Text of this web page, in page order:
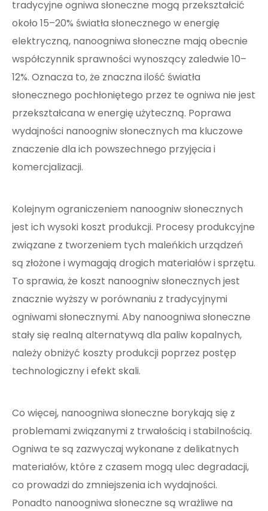
tradycyjne ogniwa słoneczne mogą przekształcić
około 15–20% światła słonecznego w energię
elektryczną, nanoogniwa słoneczne mają obecnie
współczynnik sprawności wynoszący zaledwie 10–
12%. Oznacza to, że znaczna ilość światła
słonecznego pochłoniętego przez te ogniwa nie jest
przekształcana w energię użyteczną. Poprawa
wydajności nanoogniw słonecznych ma kluczowe
znaczenie dla ich powszechnego przyjęcia i
komercjalizacji.
Kolejnym ograniczeniem nanoogniw słonecznych
jest ich wysoki koszt produkcji. Procesy produkcyjne
związane z tworzeniem tych maleńkich urządzeń
są złożone i wymagają drogich materiałów i sprzętu.
To sprawia, że ​​koszt nanoogniw słonecznych jest
znacznie wyższy w porównaniu z tradycyjnymi
ogniwami słonecznymi. Aby nanoogniwa słoneczne
stały się realną alternatywą dla paliw kopalnych,
należy obniżyć koszty produkcji poprzez postęp
technologiczny i efekt skali.
Co więcej, nanoogniwa słoneczne borykają się z
problemami związanymi z trwałością i stabilnością.
Ogniwa te są zazwyczaj wykonane z delikatnych
materiałów, które z czasem mogą ulec degradacji,
co prowadzi do zmniejszenia ich wydajności.
Ponadto nanoogniwa słoneczne są wrażliwe na